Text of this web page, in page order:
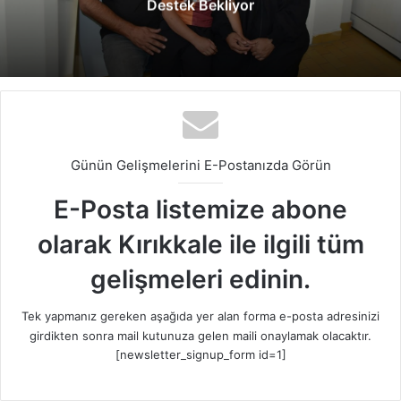
Destek Bekliyor
Günün Gelişmelerini E-Postanızda Görün
E-Posta listemize abone
olarak Kırıkkale ile ilgili tüm
gelişmeleri edinin.
Tek yapmanız gereken aşağıda yer alan forma e-posta adresinizi
girdikten sonra mail kutunuza gelen maili onaylamak olacaktır.
[newsletter_signup_form id=1]